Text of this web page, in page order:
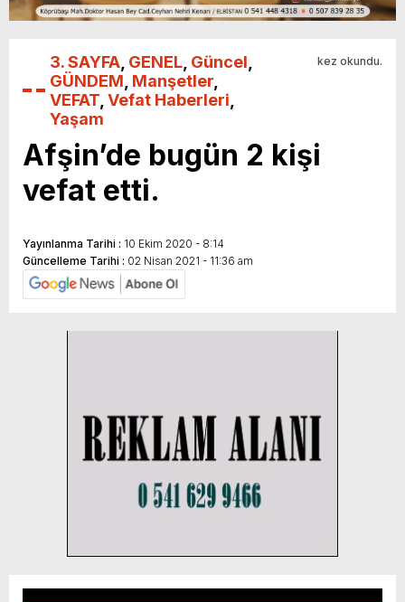
3. SAYFA GENEL Güncel
GÜNDEM Manşetler
VEFAT Vefat Haberleri
Yaşam
kez okundu.
Afşin’de bugün 2 kişi
vefat etti.
Yayınlanma Tarihi : 10 Ekim 2020 - 8:14
Güncelleme Tarihi : 02 Nisan 2021 - 11:36 am